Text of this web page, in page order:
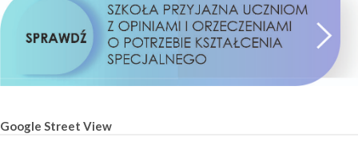
Google Street View